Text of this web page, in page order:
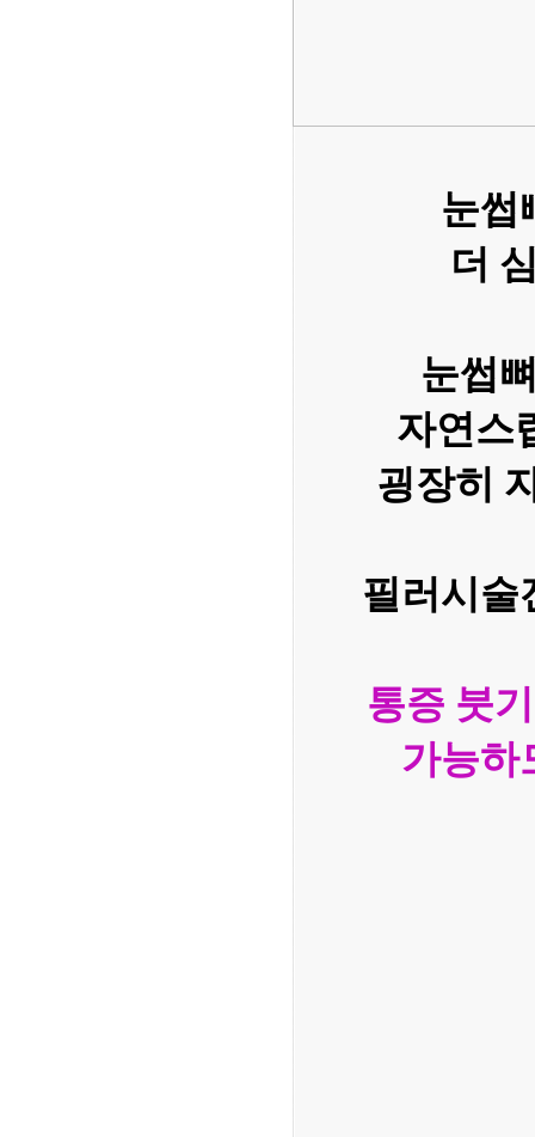
눈썹
더
눈썹
자연스
굉장히
필러시술
통증 붓
가능하